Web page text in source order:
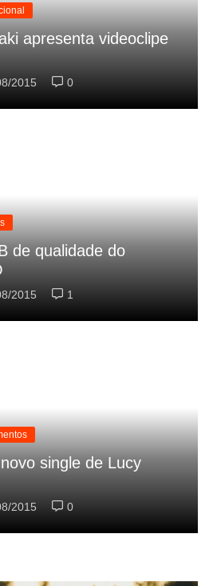
apresenta videoclipe
2015 0
de qualidade do
2015 1
single de Lucy
2015 0